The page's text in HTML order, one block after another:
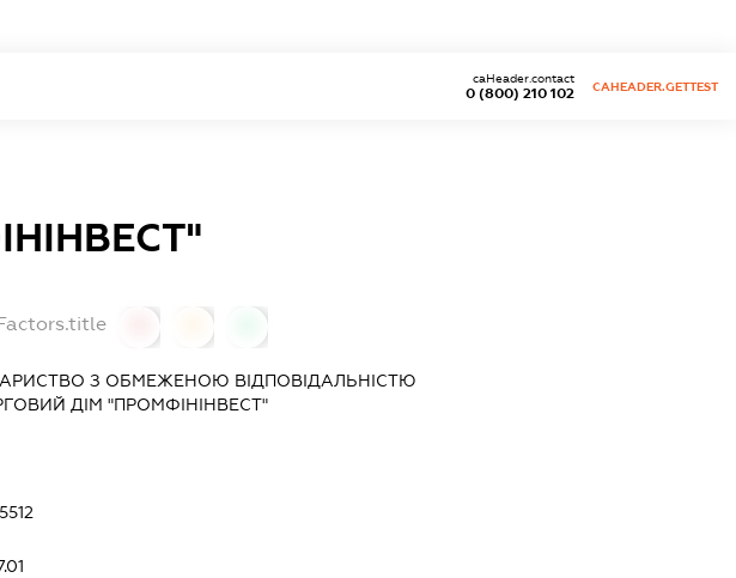
0 (800) 210 102
caHeader.contact
CAHEADER.GETTEST
З ОБМЕЖЕНОЮ ВІДПОВІДАЛЬНІСТЮ
ДІМ "ПРОМФІНІНВЕСТ"